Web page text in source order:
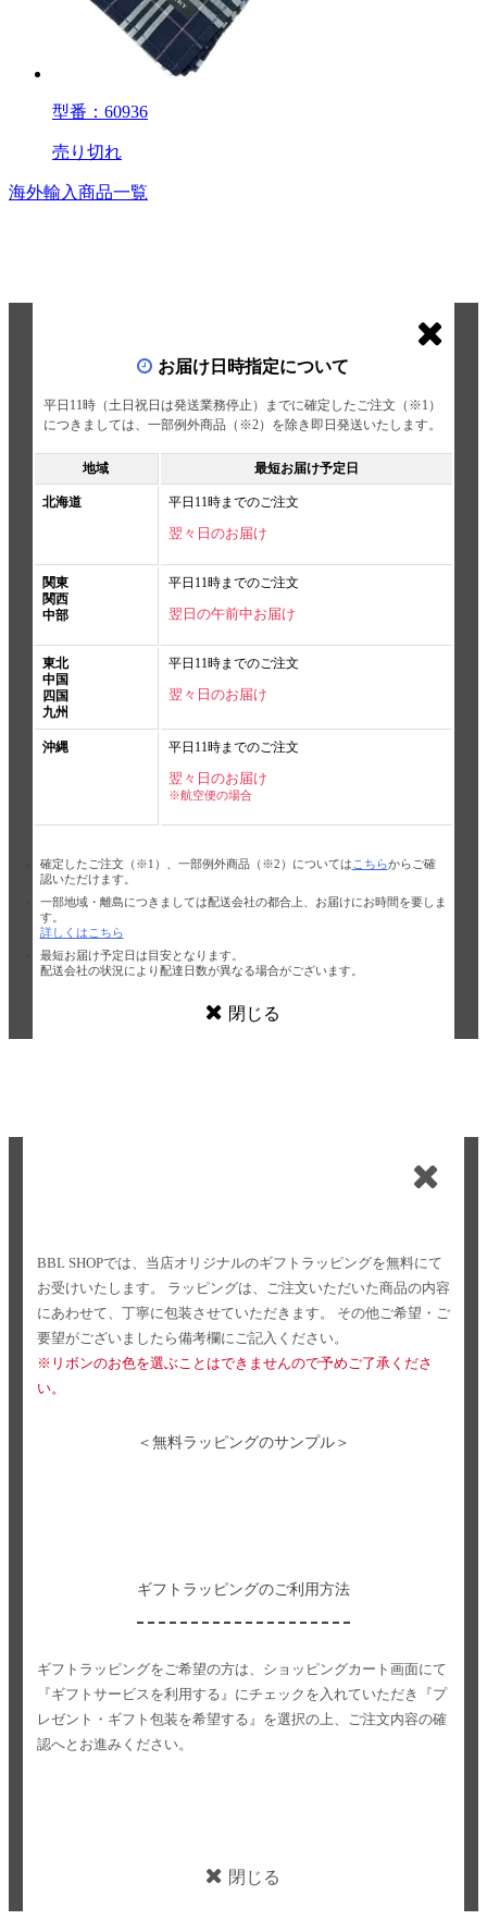
型番：60936
売り切れ
海外輸入商品一覧
お届け日時指定について
平日11時（土日祝日は発送業務停止）までに確定したご注文（※1）
につきましては、一部例外商品（※2）を除き即日発送いたします。
地域 最短お届け予定日
北海道 平日11時までのご注文
翌々日のお届け
関東
関西
中部
平日11時までのご注文
翌日の午前中お届け
東北
中国
四国
九州
平日11時までのご注文
翌々日のお届け
沖縄 平日11時までのご注文
翌々日のお届け
※航空便の場合
確定したご注文（※1）、一部例外商品（※2）については こちらからご確
認いただけます。
一部地域・離島につきましては配送会社の都合上、お届けにお時間を要しま
す。
詳しくはこちら
最短お届け予定日は目安となります。
配送会社の状況により配達日数が異なる場合がございます。
閉じる
BBL SHOPでは、当店オリジナルのギフトラッピングを無料にて
お受けいたします。
ラッピングは、ご注文いただいた商品の内容
にあわせて、丁寧に包装させていただきます。
その他ご希望・ご
要望がございましたら備考欄にご記入ください。
※リボンのお色を選ぶことはできませんので予めご了承くださ
い。
＜無料ラッピングのサンプル＞
ギフトラッピングのご利用方法
ギフトラッピングをご希望の方は、ショッピングカート画面にて
『ギフトサービスを利用する』にチェックを入れていただき
『プ
レゼント・ギフト包装を希望する』を選択の上、ご注文内容の確
認へとお進みください。
閉じる